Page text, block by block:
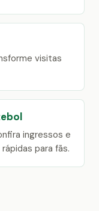
visitas
ingressos e
para fãs.